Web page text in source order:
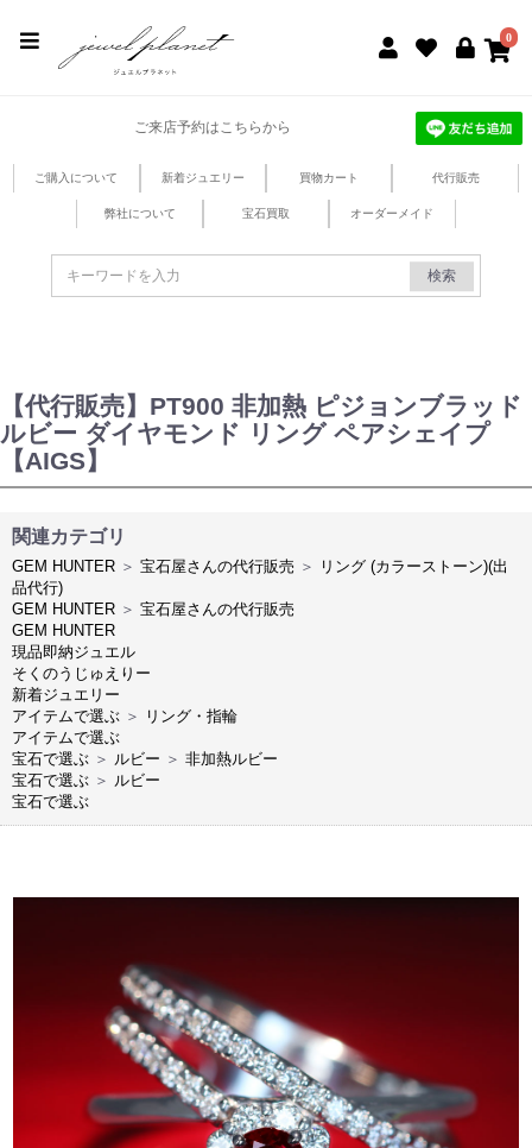
0
ご来店予約はこちらから
ご購入について 新着ジュエリー 買物カート 代行販売
弊社について 宝石買取 オーダーメイド
検索
【代行販売】PT900 非加熱 ピジョンブラッド
ルビー ダイヤモンド リング ペアシェイプ
【AIGS】
関連カテゴリ
GEM HUNTER ＞ 宝石屋さんの代行販売 ＞
リング (カラーストーン)(出
品代行)
GEM HUNTER ＞ 宝石屋さんの代行販売
GEM HUNTER
現品即納ジュエル
そくのうじゅえりー
新着ジュエリー
アイテムで選ぶ ＞
リング・指輪
アイテムで選ぶ
宝石で選ぶ ＞ ルビー ＞ 非加熱ルビー
宝石で選ぶ ＞ ルビー
宝石で選ぶ